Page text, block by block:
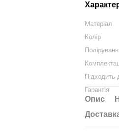
Матеріал
Колір
Підходить
Гарантія
Опис